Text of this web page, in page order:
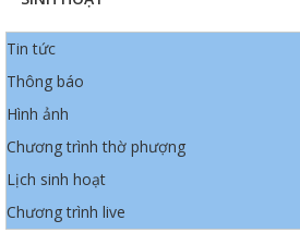
Tin tức
Thông báo
Hình ảnh
Chương trình thờ phượng
Lịch sinh hoạt
Chương trình live